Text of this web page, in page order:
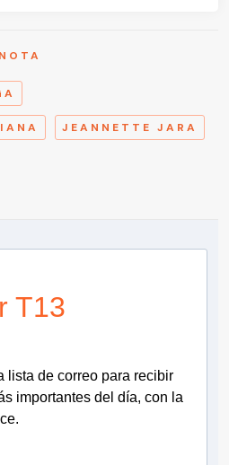
JEANNETTE JARA
T13
lista de correo para recibir
importantes del día, con la